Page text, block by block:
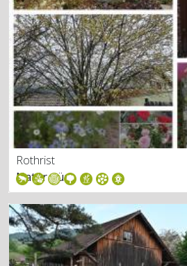
Rothrist
Natür pür